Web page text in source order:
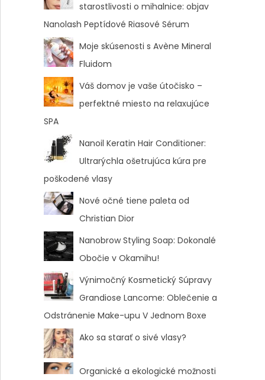
starostlivosti o mihalnice: objav
Nanolash Peptídové Riasové Sérum
Moje skúsenosti s Avène Mineral
Fluidom
Váš domov je vaše útočisko –
perfektné miesto na relaxujúce
SPA
Nanoil Keratin Hair Conditioner:
Ultrarýchla ošetrujúca kúra pre
poškodené vlasy
Nové očné tiene paleta od
Christian Dior
Nanobrow Styling Soap: Dokonalé
Obočie v Okamihu!
Výnimočný Kosmetický Súpravy
Grandiose Lancome: Oblečenie a
Odstránenie Make-upu V Jednom Boxe
Ako sa starať o sivé vlasy?
Organické a ekologické možnosti